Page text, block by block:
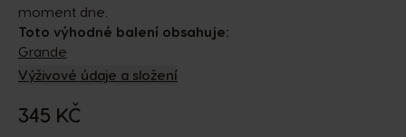
moment dne.
Toto výhodné balení obsahuje:
Grande
Výživové údaje a složení
The price depends on the chosen options
345 KČ